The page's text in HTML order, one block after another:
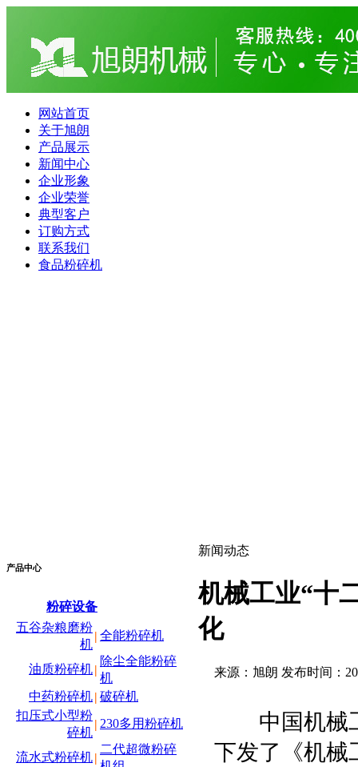
网站首页
关于旭朗
产品展示
新闻中心
企业形象
企业荣誉
典型客户
订购方式
联系我们
食品粉碎机
产品中心
粉碎设备
五谷杂粮磨粉
机
| 全能粉碎机
油质粉碎机|
除尘全能粉碎
机
中药粉碎机| 破碎机
扣压式小型粉
碎机
| 230多用粉碎机
流水式粉碎机|
二代超微粉碎
新闻动态
机械工业“十
化
来源：旭朗 发布时间：
中国机械工
下发了《机械